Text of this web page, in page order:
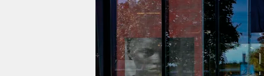
fragen & hilfe
unterstützen
abo